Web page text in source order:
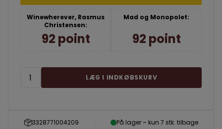
3328771004209 På lager – kun 7 stk. tilbage
Winewherever, Rasmus
Christensen:
92 point
Mad og Monopolet:
92 point
LÆG I INDKØBSKURV